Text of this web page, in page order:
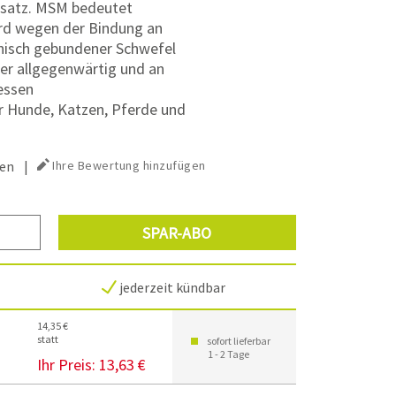
MSM bedeutet
wegen der Bindung an
gebundener Schwefel
allgegenwärtig und an
Katzen, Pferde und
| Ihre Bewertung hinzufügen
SPAR-ABO
jederzeit kündbar
statt
14,35 €
Ihr Preis: 13,63 €
sofort lieferbar
1 - 2 Tage